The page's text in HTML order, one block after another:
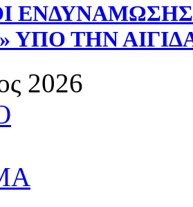
ΥΠΟ ΤΗΝ
2026